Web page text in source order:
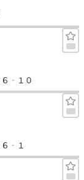
６‐１０
‐１